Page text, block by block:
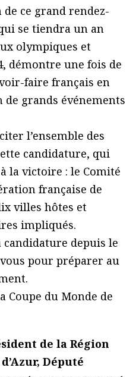
ce grand rendez-
se tiendra un an
olympiques et
démontre une fois de
faire français en
grands événements
l’ensemble des
candidature, qui
la victoire : le Comité
française de
villes hôtes et
impliqués.
candidature depuis le
pour préparer au
Coupe du Monde de
de la Région
Député